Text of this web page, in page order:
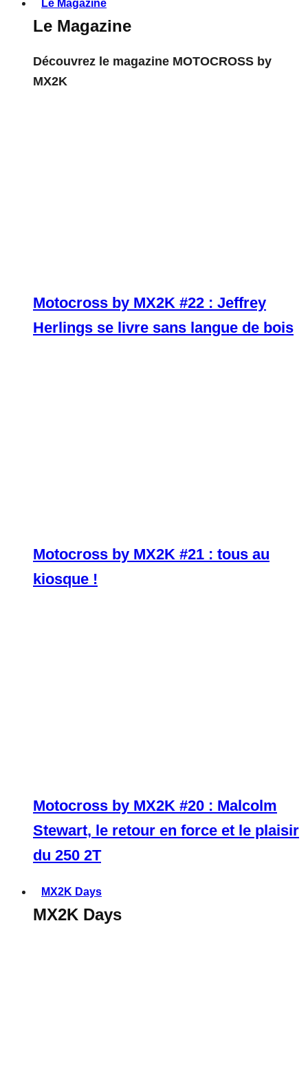
Le Magazine
Le Magazine
Découvrez le magazine MOTOCROSS by
MX2K
Motocross by MX2K #22 : Jeffrey
Herlings se livre sans langue de bois
Motocross by MX2K #21 : tous au
kiosque !
Motocross by MX2K #20 : Malcolm
Stewart, le retour en force et le plaisir
du 250 2T
MX2K Days
MX2K Days